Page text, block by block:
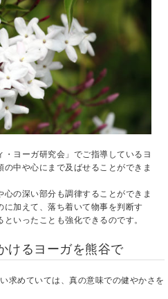
ヨーガ研究会」でご指導しているヨ
中や心にまで及ばせることができま
の深い部分も調律することができま
加えて、落ち着いて物事を判断す
いったことも強化できるのです。
けるヨーガを熊谷で
求めていては、真の意味での健やかさを